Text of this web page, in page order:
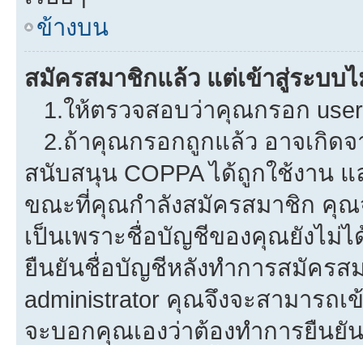
ข้างบน
สมัครสมาชิกแล้ว แต่เข้าสู่ระบบ
1.ให้ตรวจสอบว่าคุณกรอก
2.ถ้าคุณกรอกถูกแล้ว อาจเกิดจ
สนับสนุน COPPA ได้ถูกใช้งาน
ขณะที่คุณกำลังสมัครสมาชิก คุณ
เป็นเพราะชื่อบัญชีของคุณยังไม่
ยืนยันชื่อบัญชีหลังทำการสมัครส
administrator คุณจึงจะสามารถ
จะบอกคุณเองว่าต้องทำการยืน